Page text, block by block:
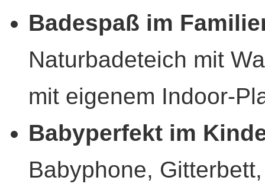
Badespaß im
Naturbadeteich mit
mit eigenem Indoor-
Babyperfekt im
Babyphone,